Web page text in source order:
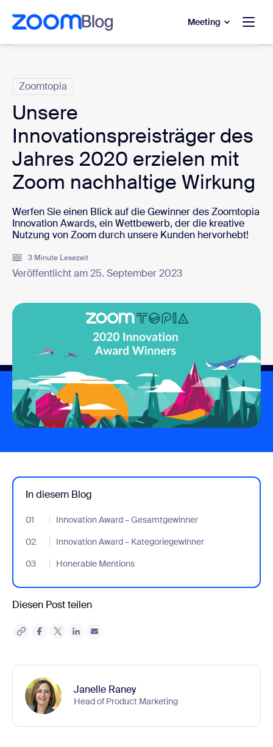
wechseln
Chat wechseln
Meeting
Zoomtopia
Unsere
Innovationspreisträger des
Jahres 2020 erzielen mit
Zoom nachhaltige Wirkung
Werfen Sie einen Blick auf die Gewinner des Zoomtopia
Innovation Awards, ein Wettbewerb, der die kreative
Nutzung von Zoom durch unsere Kunden hervorhebt!
3 Minute Lesezeit
Veröffentlicht am 25. September 2023
In diesem Blog
01 Innovation Award – Gesamtgewinner
- Jumplink to Innovation Award – Gesamtgewinner
02
Innovation Award – Kategoriegewinner
- Jumplink to Innovation Award – Kategoriegewinner
03
Honerable Mentions
- Jumplink to Honerable Mentions
Diesen Post teilen
Janelle Raney
Head of Product Marketing